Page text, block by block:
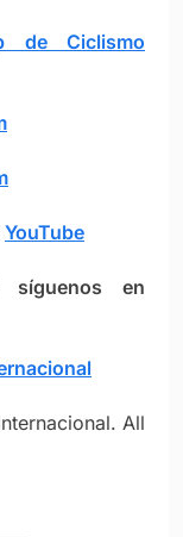
de Ciclismo
YouTube
síguenos en
acional
All